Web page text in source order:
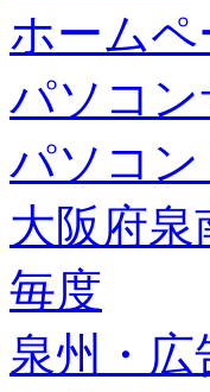
ホーム
パソコン
パソコ
大阪府泉
毎度
泉州・広